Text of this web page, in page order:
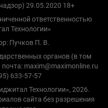
29.05.2020 18+
ответственностью
Технологии»
Пучков П. В.
органов (в том
maxim@maximonline.ru
633-57-57
Технологии», 2026.
сайта без разрешения